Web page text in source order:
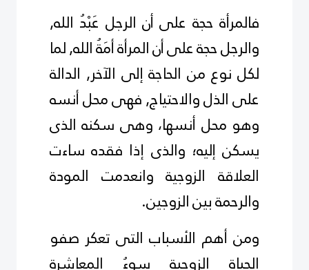
فالمرأة حجة على أن الرجل عَبْدُ الله,
والرجل حجة على أن المرأة أمَةُ الله, لما
لكل نوع من الحاجة إلى الآخر, الدالة
على الذل والاحتياج, فهى محل أنسه
وهو محل أنسها، وهى سكنه الذى
يسكن إليه؛ والذى إذا فقده ساءت
العلاقة الزوجية وانعدمت المودة
والرحمة بين الزوجين.
ومن أهم الأسباب التى تعكر صفو
الحياة الزوجية سوءُ المعاشرة